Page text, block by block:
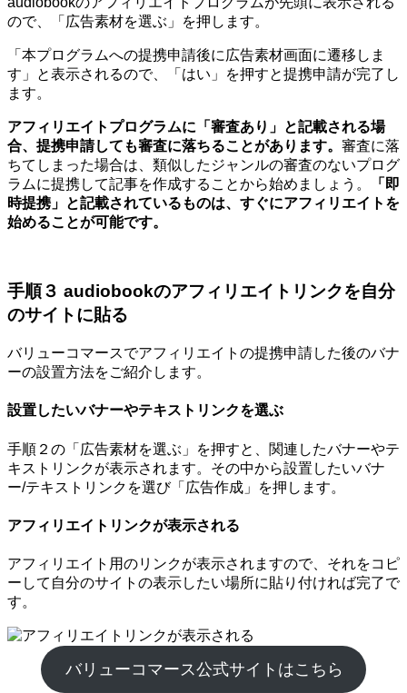
ので、「広告素材を選ぶ」を押します。
「本プログラムへの提携申請後に広告素材画面に遷移しま
す」と表示されるので、「はい」を押すと提携申請が完了し
ます。
アフィリエイトプログラムに「審査あり」と記載される場
合、提携申請しても審査に落ちることがあります。 審査に落
ちてしまった場合は、類似したジャンルの審査のないプログ
ラムに提携して記事を作成することから始めましょう。
「即
時提携」と記載されているものは、すぐにアフィリエイトを
始めることが可能です。
手順３ audiobookのアフィリエイトリンクを自分
のサイトに貼る
バリューコマースでアフィリエイトの提携申請した後のバナ
ーの設置方法をご紹介します。
設置したいバナーやテキストリンクを選ぶ
手順２の「広告素材を選ぶ」を押すと、関連したバナーやテ
キストリンクが表示されます。その中から設置したいバナ
ー/テキストリンクを選び「広告作成」を押します。
アフィリエイトリンクが表示される
アフィリエイト用のリンクが表示されますので、それをコピ
ーして自分のサイトの表示したい場所に貼り付ければ完了で
す。
バリューコマース公式サイトはこちら